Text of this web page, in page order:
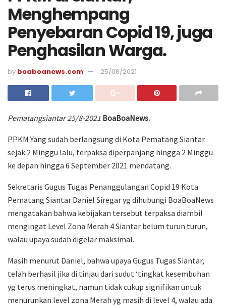
Menghempang
Penyebaran Copid 19, juga
Penghasilan Warga.
by boaboanews.com 25/08/2021
Pematangsiantar 25/8-2021 BoaBoaNews.
PPKM Yang sudah berlangsung di Kota Pematang Siantar
sejak 2 Minggu lalu, terpaksa diperpanjang hingga 2 Minggu
ke depan hingga 6 September 2021 mendatang.
Sekretaris Gugus Tugas Penanggulangan Copid 19 Kota
Pematang Siantar Daniel Siregar yg dihubungi BoaBoaNews
mengatakan bahwa kebijakan tersebut terpaksa diambil
mengingat Level Zona Merah 4 Siantar belum turun turun,
walau upaya sudah digelar maksimal.
Masih menurut Daniel, bahwa upaya Gugus Tugas Siantar,
telah berhasil jika di tinjau dari sudut ‘tingkat kesembuhan
yg terus meningkat, namun tidak cukup signifikan untuk
menurunkan level zona Merah yg masih di level 4, walau ada